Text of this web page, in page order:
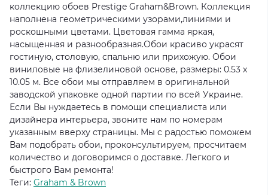
коллекцию обоев Prestige Graham&Brown. Коллекция
наполнена геометрическими узорами,линиями и
роскошными цветами. Цветовая гамма яркая,
насыщенная и разнообразная.Обои красиво украсят
гостиную, столовую, спальню или прихожую. Обои
виниловые на флизелиновой основе, размеры: 0.53 х
10.05 м. Все обои мы отправляем в оригинальной
заводской упаковке одной партии по всей Украине.
Если Вы нуждаетесь в помощи специалиста или
дизайнера интерьера, звоните нам по номерам
указанным вверху страницы. Мы с радостью поможем
Вам подобрать обои, проконсультируем, просчитаем
количество и договоримся о доставке. Легкого и
быстрого Вам ремонта!
Теги: Graham & Brown